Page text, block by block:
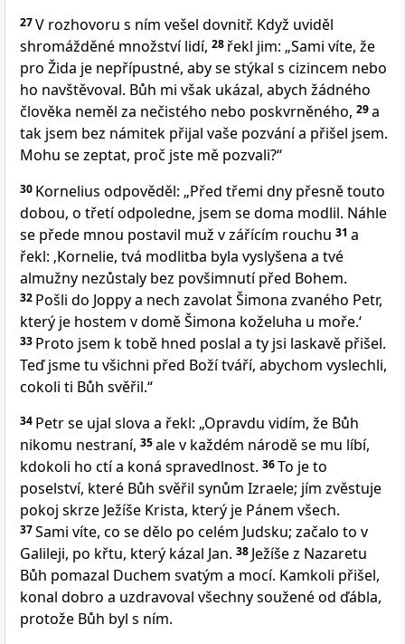
27V rozhovoru s ním vešel dovnitř. Když uviděl
shromážděné množství lidí, 28 řekl jim: „Sami víte, že
pro Žida je nepřípustné, aby se stýkal s cizincem nebo
ho navštěvoval. Bůh mi však ukázal, abych žádného
člověka neměl za nečistého nebo poskvrněného, 29a
tak jsem bez námitek přijal vaše pozvání a přišel jsem.
Mohu se zeptat, proč jste mě pozvali?“
30 Kornelius odpověděl: „Před třemi dny přesně touto
dobou, o třetí odpoledne, jsem se doma modlil. Náhle
se přede mnou postavil muž v zářícím rouchu 31 a
řekl: ‚Kornelie, tvá modlitba byla vyslyšena a tvé
almužny nezůstaly bez povšimnutí před Bohem.
32 Pošli do Joppy a nech zavolat Šimona zvaného Petr,
který je hostem v domě Šimona koželuha u moře.‘
33 Proto jsem k tobě hned poslal a ty jsi laskavě přišel.
Teď jsme tu všichni před Boží tváří, abychom vyslechli,
cokoli ti Bůh svěřil.“
34 Petr se ujal slova a řekl: „Opravdu vidím, že Bůh
nikomu nestraní, 35ale v každém národě se mu líbí,
kdokoli ho ctí a koná spravedlnost. 36To je to
poselství, které Bůh svěřil synům Izraele; jím zvěstuje
pokoj skrze Ježíše Krista, který je Pánem všech.
37Sami víte, co se dělo po celém Judsku; začalo to v
Galileji, po křtu, který kázal Jan. 38 Ježíše z Nazaretu
Bůh pomazal Duchem svatým a mocí. Kamkoli přišel,
konal dobro a uzdravoval všechny soužené od ďábla,
protože Bůh byl s ním.